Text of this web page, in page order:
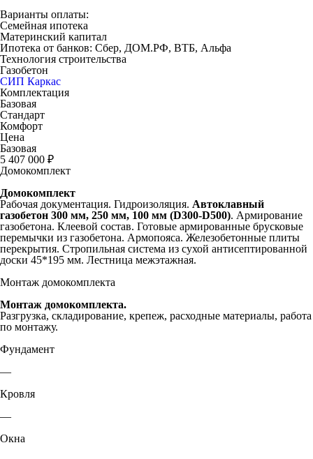
Варианты оплаты:
Семейная ипотека
Материнский капитал
Ипотека от банков: Сбер, ДОМ.РФ, ВТБ, Альфа
Технология строительства
Газобетон
СИП Каркас
Комплектация
Базовая
Стандарт
Комфорт
Цена
Базовая
5 407 000 ₽
Домокомплект
Домокомплект
Рабочая документация. Гидроизоляция. Автоклавный
газобетон 300 мм, 250 мм, 100 мм (D300-D500). Армирование
газобетона. Клеевой состав. Готовые армированные брусковые
перемычки из газобетона. Армопояса. Железобетонные плиты
перекрытия. Стропильная система из сухой антисептированной
доски 45*195 мм. Лестница межэтажная.
Монтаж домокомплекта
Монтаж домокомплекта.
Разгрузка, складирование, крепеж, расходные материалы, работа
по монтажу.
Фундамент
—
Кровля
—
Окна